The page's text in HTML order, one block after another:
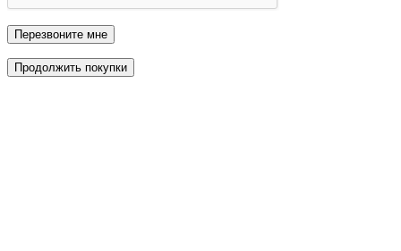
Перезвоните мне
Продолжить покупки